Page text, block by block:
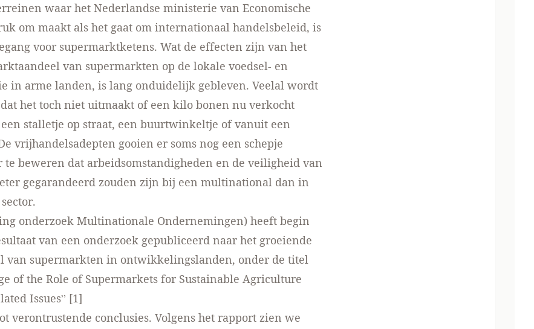
waar het Nederlandse ministerie van Economische
om maakt als het gaat om internationaal handelsbeleid, is
voor supermarktketens. Wat de effecten zijn van het
van supermarkten op de lokale voedsel- en
in arme landen, is lang onduidelijk gebleven. Veelal wordt
het toch niet uitmaakt of een kilo bonen nu verkocht
stalletje op straat, een buurtwinkeltje of vanuit een
vrijhandelsadepten gooien er soms nog een schepje
te beweren dat arbeidsomstandigheden en de veiligheid van
gegarandeerd zouden zijn bij een multinational dan in
onderzoek Multinationale Ondernemingen) heeft begin
van een onderzoek gepubliceerd naar het groeiende
van supermarkten in ontwikkelingslanden, onder de titel
of the Role of Supermarkets for Sustainable Agriculture
Issues” [1]
verontrustende conclusies. Volgens het rapport zien we